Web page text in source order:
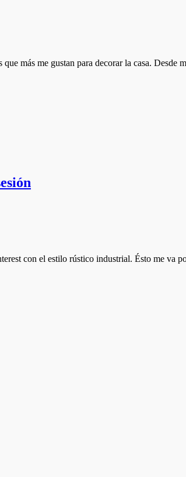
más me gustan para decorar la casa. Desde
con el estilo rústico industrial. Ésto me va